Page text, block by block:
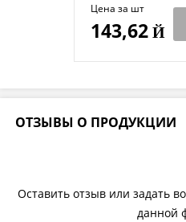
Цена за шт
143,62Й
ОТЗЫВЫ О ПРОДУКЦИИ
Оставить отзыв или задать
данной